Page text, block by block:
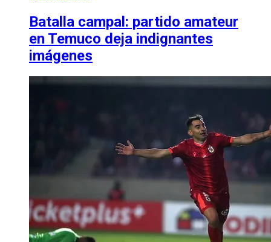
Batalla campal: partido amateur
en Temuco deja indignantes
imágenes